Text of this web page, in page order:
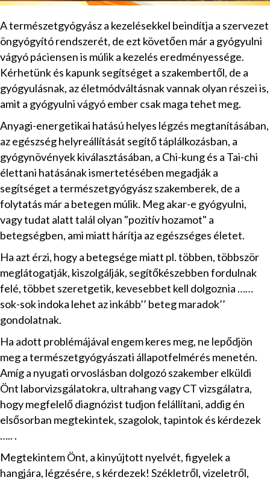
A természetgyógyász a kezelésekkel beindítja a szervezet
öngyógyító rendszerét, de ezt követően már a gyógyulni
vágyó páciensen is múlik a kezelés eredményessége.
Kérhetünk és kapunk segítséget a szakembertől, de a
gyógyulásnak, az életmódváltásnak vannak olyan részei is,
amit a gyógyulni vágyó ember csak maga tehet meg.
Anyagi-energetikai hatású helyes légzés megtanításában,
az egészség helyreállítását segítő táplálkozásban, a
gyógynövények kiválasztásában, a Chi-kung és a Tai-chi
élettani hatásának ismertetésében megadják a
segítséget a természetgyógyász szakemberek, de a
folytatás már a betegen múlik. Meg akar-e gyógyulni,
vagy tudat alatt talál olyan "pozitív hozamot" a
betegségben, ami miatt hárítja az egészséges életet.
Ha azt érzi, hogy a betegsége miatt pl. többen, többször
meglátogatják, kiszolgálják, segítőkészebben fordulnak
felé, többet szeretgetik, kevesebbet kell dolgoznia ……
sok-sok indoka lehet az inkább’’ beteg maradok’’
gondolatnak.
Ha adott problémájával engem keres meg, ne lepődjön
meg a természetgyógyászati állapotfelmérés menetén.
Amíg a nyugati orvoslásban dolgozó szakember elküldi
Önt laborvizsgálatokra, ultrahang vagy CT vizsgálatra,
hogy megfelelő diagnózist tudjon felállítani, addig én
elsősorban megtekintek, szagolok, tapintok és kérdezek
….. .
Megtekintem Önt, a kinyújtott nyelvét, figyelek a
hangjára, légzésére, s kérdezek! Székletről, vizeletről,